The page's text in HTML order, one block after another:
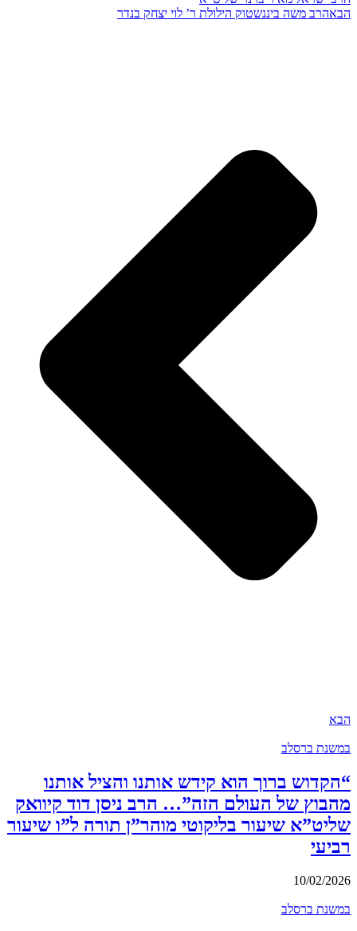
הבאהרב משה ביננשטוק הילולת ר’ לוי יצחק בנדר
הבא
במשנת ברסלב
“הקדוש ברוך הוא קידש אותנו והציל אותנו
מהבוץ של העולם הזה”… הרב ניסן דוד קיוואק
שליט”א שיעור בליקוטי מוהר”ן תורה ל”ו שיעור
רביעי
10/02/2026
במשנת ברסלב